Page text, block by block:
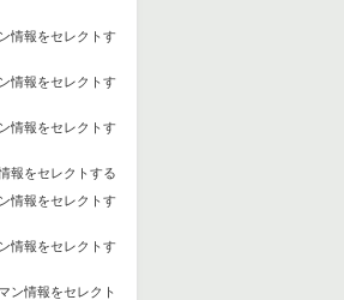
情報をセレクトす
情報をセレクトす
情報をセレクトす
報をセレクトする
情報をセレクトす
情報をセレクトす
ン情報をセレクト